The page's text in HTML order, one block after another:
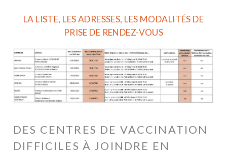
LA LISTE, LES ADRESSES, LES MODALITÉS DE
PRISE DE RENDEZ-VOUS
DES CENTRES DE VACCINATION
DIFFICILES À JOINDRE EN